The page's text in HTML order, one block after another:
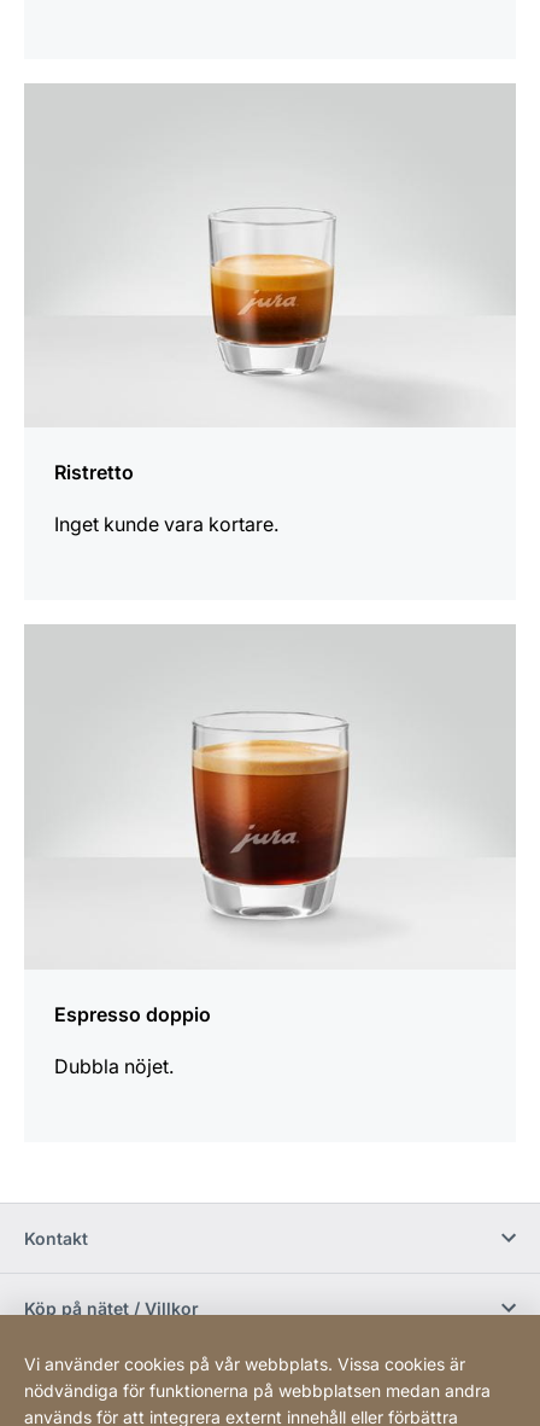
Ristretto
Inget kunde vara kortare.
Espresso doppio
Dubbla nöjet.
Kontakt
Köp på nätet / Villkor
Vi använder cookies på vår webbplats. Vissa cookies är
nödvändiga för funktionerna på webbplatsen medan andra
används för att integrera externt innehåll eller förbättra